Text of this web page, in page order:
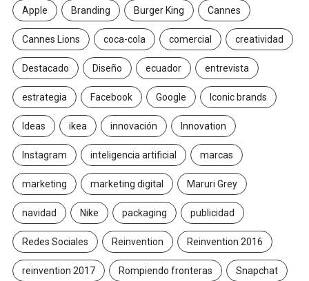
Apple Branding Burger King Cannes
Cannes Lions coca-cola comercial creatividad
Destacado Diseño ecuador entrevista
estrategia Facebook Google Iconic brands
Ideas ikea innovación Innovation
Instagram inteligencia artificial marcas
marketing marketing digital Maruri Grey
navidad Nike packaging publicidad
Redes Sociales Reinvention Reinvention 2016
reinvention 2017 Rompiendo fronteras Snapchat